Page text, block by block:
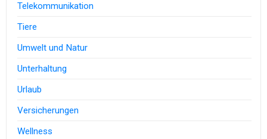
Telekommunikation
Tiere
Umwelt und Natur
Unterhaltung
Urlaub
Versicherungen
Wellness